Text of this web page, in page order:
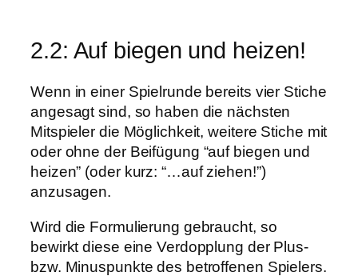
2.2: Auf biegen und heizen!
Wenn in einer Spielrunde bereits vier Stiche
angesagt sind, so haben die nächsten
Mitspieler die Möglichkeit, weitere Stiche mit
oder ohne der Beifügung “auf biegen und
heizen” (oder kurz: “…auf ziehen!”)
anzusagen.
Wird die Formulierung gebraucht, so
bewirkt diese eine Verdopplung der Plus-
bzw. Minuspunkte des betroffenen Spielers.